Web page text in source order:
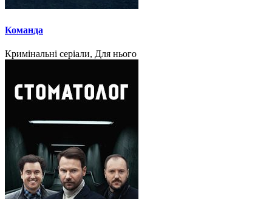
Команда
Кримінальні серіали, Для нього